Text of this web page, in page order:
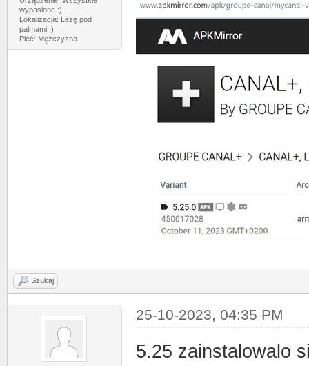
wypasione :)
Lokalizacja: Leżę pod
palmami :)
Płeć: Mężczyzna
Szukaj
25-10-2023, 04:35 PM
5.25 zainstalowalo